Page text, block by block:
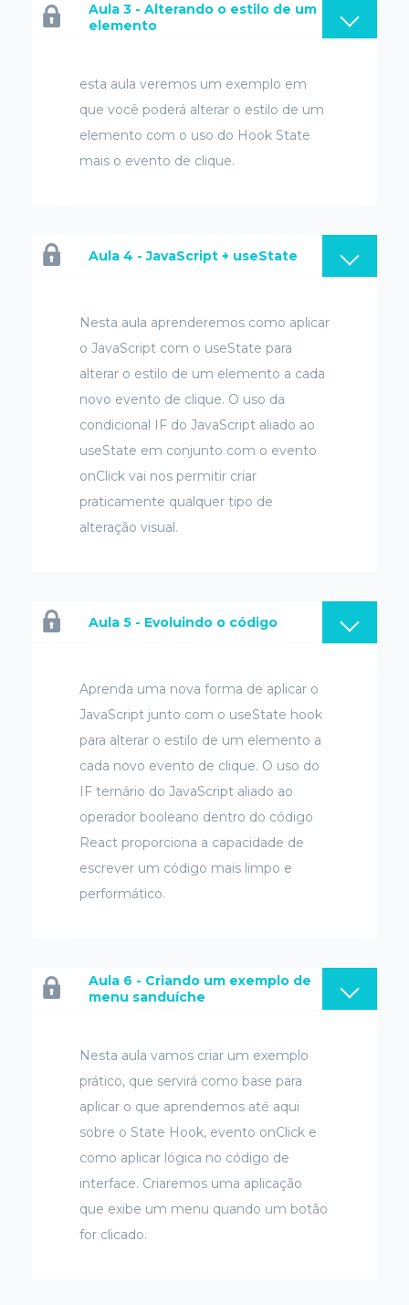
Aula 3 - Alterando o estilo de um
elemento
esta aula veremos um exemplo em
que você poderá alterar o estilo de um
elemento com o uso do Hook State
mais o evento de clique.
Aula 4 - JavaScript + useState
Nesta aula aprenderemos como aplicar
o JavaScript com o useState para
alterar o estilo de um elemento a cada
novo evento de clique. O uso da
condicional IF do JavaScript aliado ao
useState em conjunto com o evento
onClick vai nos permitir criar
praticamente qualquer tipo de
alteração visual.
Aula 5 - Evoluindo o código
Aprenda uma nova forma de aplicar o
JavaScript junto com o useState hook
para alterar o estilo de um elemento a
cada novo evento de clique. O uso do
IF ternário do JavaScript aliado ao
operador booleano dentro do código
React proporciona a capacidade de
escrever um código mais limpo e
performático.
Aula 6 - Criando um exemplo de
menu sanduíche
Nesta aula vamos criar um exemplo
prático, que servirá como base para
aplicar o que aprendemos até aqui
sobre o State Hook, evento onClick e
como aplicar lógica no código de
interface. Criaremos uma aplicação
que exibe um menu quando um botão
for clicado.